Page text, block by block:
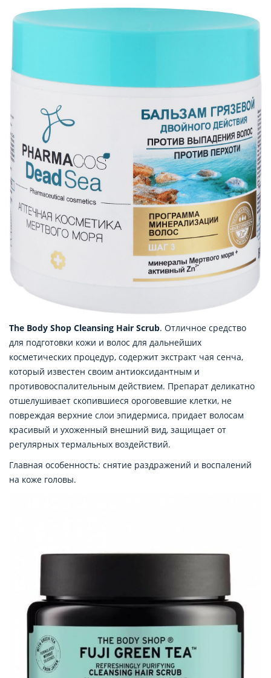
The Body Shop Cleansing Hair Scrub. Отличное средство
для подготовки кожи и волос для дальнейших
косметических процедур, содержит экстракт чая сенча,
который известен своим антиоксидантным и
противовоспалительным действием. Препарат деликатно
отшелушивает скопившиеся ороговевшие клетки, не
повреждая верхние слои эпидермиса, придает волосам
красивый и ухоженный внешний вид, защищает от
регулярных термальных воздействий.
Главная особенность: снятие раздражений и воспалений
на коже головы.